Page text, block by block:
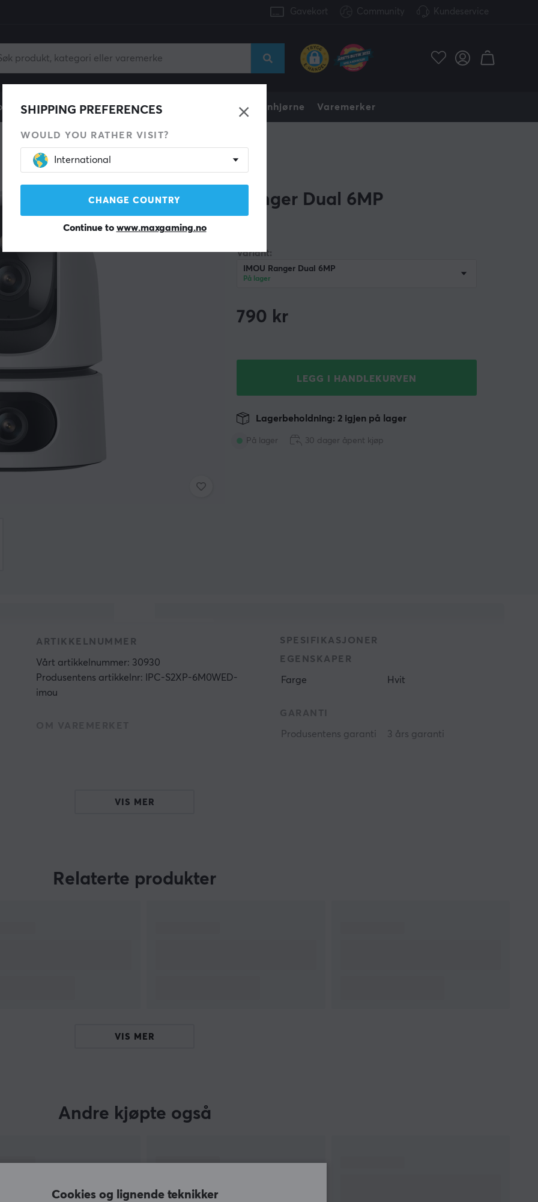
Gavekort Community Kundeservice
Gamingstol Mobiltilbehør Funnhjørne Varemerker
SHIPPING PREFERENCES
WOULD YOU RATHER VISIT?
International
CHANGE COUNTRY
Continue to www.maxgaming.no
Ranger Dual 6MP
Variant:
IMOU Ranger Dual 6MP
På lager
790 kr
LEGG I HANDLEKURVEN
På lager
Lagerbeholdning: 2 igjen på lager
30 dager åpent kjøp
ARTIKKELNUMMER
Vårt artikkelnummer: 30930
Produsentens artikkelnr: IPC-S2XP-6M0WED-
imou
SPESIFIKASJONER
EGENSKAPER
Farge Hvit
GARANTI
Produsentens garanti 3 års garanti
VIS MER
Relaterte produkter
VIS MER
Andre kjøpte også
Cookies og lignende teknikker